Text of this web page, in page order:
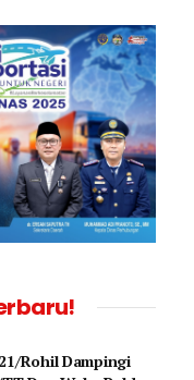
Rohil Dampingi